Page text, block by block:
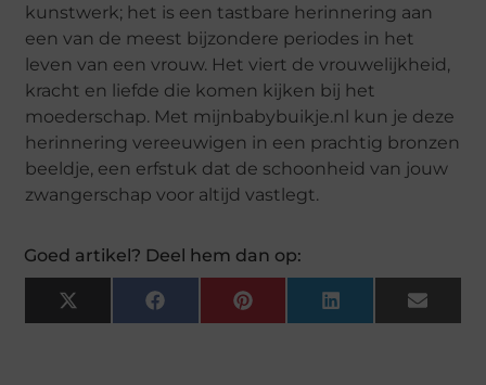
kunstwerk; het is een tastbare herinnering aan
een van de meest bijzondere periodes in het
leven van een vrouw. Het viert de vrouwelijkheid,
kracht en liefde die komen kijken bij het
moederschap. Met mijnbabybuikje.nl kun je deze
herinnering vereeuwigen in een prachtig bronzen
beeldje, een erfstuk dat de schoonheid van jouw
zwangerschap voor altijd vastlegt.
Goed artikel? Deel hem dan op:
X
(Twitter)
FacebookPinterestLinkedInEmail